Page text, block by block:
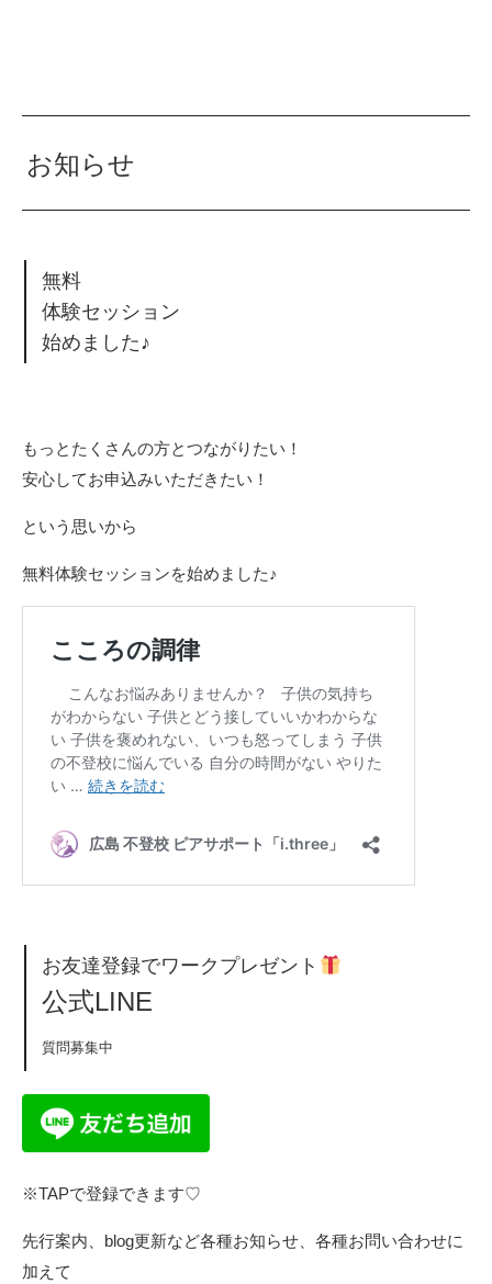
お知らせ
無料
体験セッション
始めました♪
もっとたくさんの方とつながりたい！
安心してお申込みいただきたい！
という思いから
無料体験セッションを始めました♪
お友達登録でワークプレゼント
公式LINE
質問募集中
※TAPで登録できます♡
先行案内、blog更新など各種お知らせ、各種お問い合わせに
加えて